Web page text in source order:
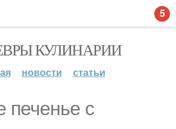
КУЛИНАРИИ
новости статьи
печенье с
5